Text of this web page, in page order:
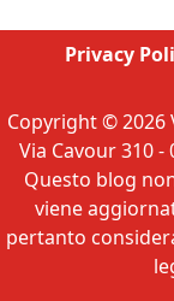
Privacy
Copyright © 2026
Via Cavour 310 -
Questo blog
viene
pertanto